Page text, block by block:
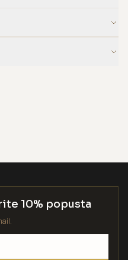
10% popusta